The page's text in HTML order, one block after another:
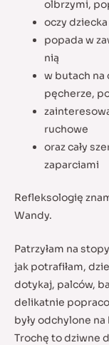
olbrzymi,
oczy
popada w
nią
w butach na
pęcherze,
ruchowe
oraz cały
zaparciami
Refleksologię
Wandy.
Patrzyłam na
jak potrafiłam,
dotykaj, palców,
delikatnie
były odchylone
Trochę to dziwne